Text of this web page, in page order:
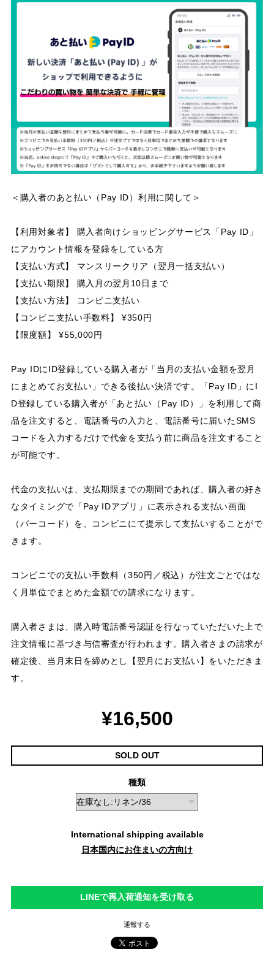
＜購入者のあと払い（Pay ID）利用に関して＞
【利用対象者】 購入者向けショッピングサービス「Pay ID」
にアカウント情報を登録をしている方
【支払い方式】 マンスリークリア（翌月一括支払い）
【支払い期限】 購入月の翌月10日まで
【支払い方法】 コンビニ支払い
【コンビニ支払い手数料】 ¥350円
【限度額】 ¥55,000円
Pay IDにID登録している購入者が「当月の支払い金額を翌月
にまとめてお支払い」できる後払い決済です。「Pay ID」にI
D登録している購入者が「あと払い（Pay ID）」を利用して商
品を注文すると、電話番号の入力と、電話番号に届いたSMS
コードを入力するだけで代金を支払う前に商品を注文すること
が可能です。
代金の支払いは、支払期限までの期間であれば、購入者の好き
なタイミングで「Pay IDアプリ」に表示される支払い画面
（バーコード）を、コンビニにて提示して支払いすることがで
きます。
コンビニでの支払い手数料（350円／税込）が注文ごとではな
く月単位でまとめた金額での請求になります。
購入者さまは、購入時電話番号認証を行なっていただいた上で
注文情報に基づき与信審査が行われます。購入者さまの請求が
確定後、当月末日を締めとし【翌月にお支払い】をいただきま
す。
¥16,500
SOLD OUT
種類
International shipping available
日本国内にお住まいの方向け
LINEで再入荷通知を受け取る
通報する